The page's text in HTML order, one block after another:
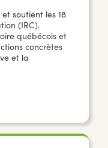
soutient les 18
(IRC).
québécois et
concrètes
et la